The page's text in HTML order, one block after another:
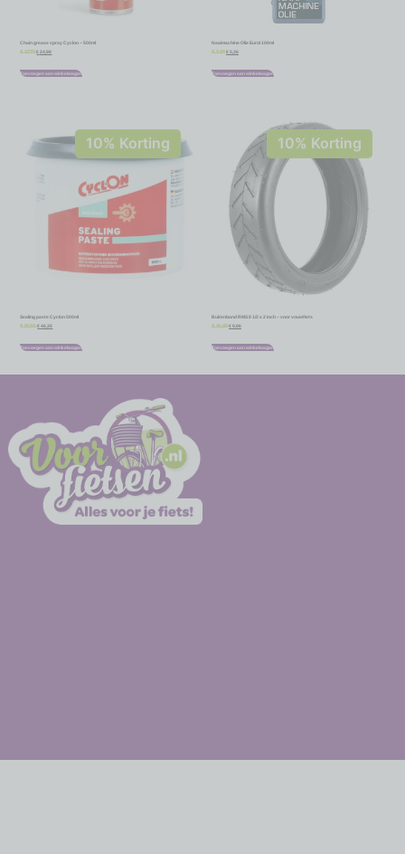
Chain grease spray Cyclon – 500ml
€27,75 € 24,98
Toevoegen aan winkelwagen
Naaimachine Olie Eurol 100ml
€ 5,95 € 5,36
Toevoegen aan winkelwagen
10% Korting
Sealing paste Cyclon 500ml
€51,50 € 46,35
Toevoegen aan winkelwagen
10% Korting
Buitenband RMS 8 1/2 x 2 inch – voor vouwfiets
€ 10,95 € 9,86
Toevoegen aan winkelwagen